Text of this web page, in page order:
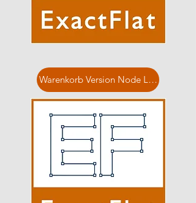
Warenkorb Version Node Locked